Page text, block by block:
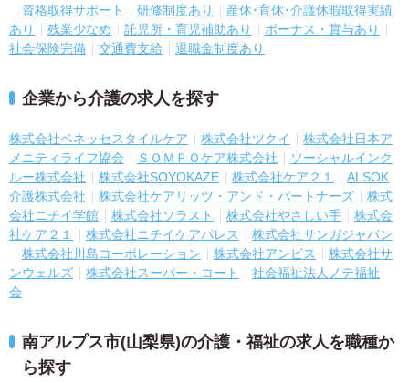
資格取得サポート
研修制度あり
産休･育休･介護休暇取得実績
あり
残業少なめ 託児所・育児補助あり
ボーナス・賞与あり
社会保険完備
交通費支給 退職金制度あり
企業から介護の求人を探す
株式会社ベネッセスタイルケア 株式会社ツクイ
株式会社日本ア
メニティライフ協会
ＳＯＭＰＯケア株式会社
ソーシャルインク
ルー株式会社
株式会社SOYOKAZE 株式会社ケア２１
ALSOK
介護株式会社
株式会社ケアリッツ・アンド・パートナーズ
株式
会社ニチイ学館
株式会社ソラスト 株式会社やさしい手
株式会
社ケア２１
株式会社ニチイケアパレス
株式会社サンガジャパン
株式会社川島コーポレーション
株式会社アンビス
株式会社サ
ンウェルズ
株式会社スーパー・コート
社会福祉法人ノテ福祉
会
南アルプス市(山梨県)の介護・福祉の求人を職種か
ら探す